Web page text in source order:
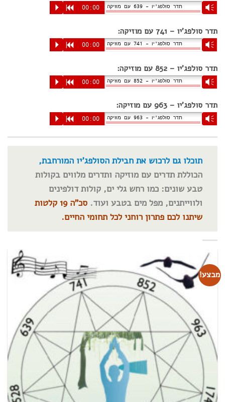
Vm תדר סולפג'יו – 639 עם מוזיקה 00:00
R
P
תדר סולפג'יו – 741 עם מוזיקה:
Vm תדר סולפג'יו – 741 עם מוזיקה 00:00
R
P
תדר סולפג'יו – 852 עם מוזיקה:
Vm תדר סולפג'יו – 852 עם מוזיקה 00:00
R
P
תדר סולפג'יו – 963 עם מוזיקה:
Vm תדר סולפג'יו – 963 עם מוזיקה 00:00
R
P
תוכלו גם לרכוש את חבילת הסולפג'יו המורחבת,
הכוללת תדרים עם מוזיקה ותדרים מלווים בקולות
טבע שונים: כמו רחש גלי ים, קולות דולפינים
ולווייתנים, מפל מים בטבע ועוד.
סכ"ה 19 קלטות
שיתנו לכם פתרון רוחני לכל תחומי החיים.
מבצע!